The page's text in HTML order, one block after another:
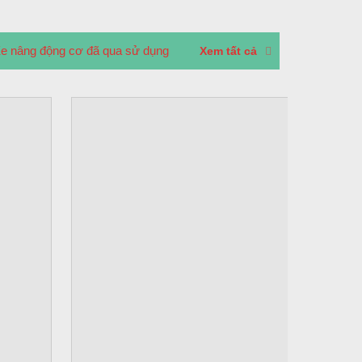
nâng động cơ đã qua sử dụng Xem tất cả